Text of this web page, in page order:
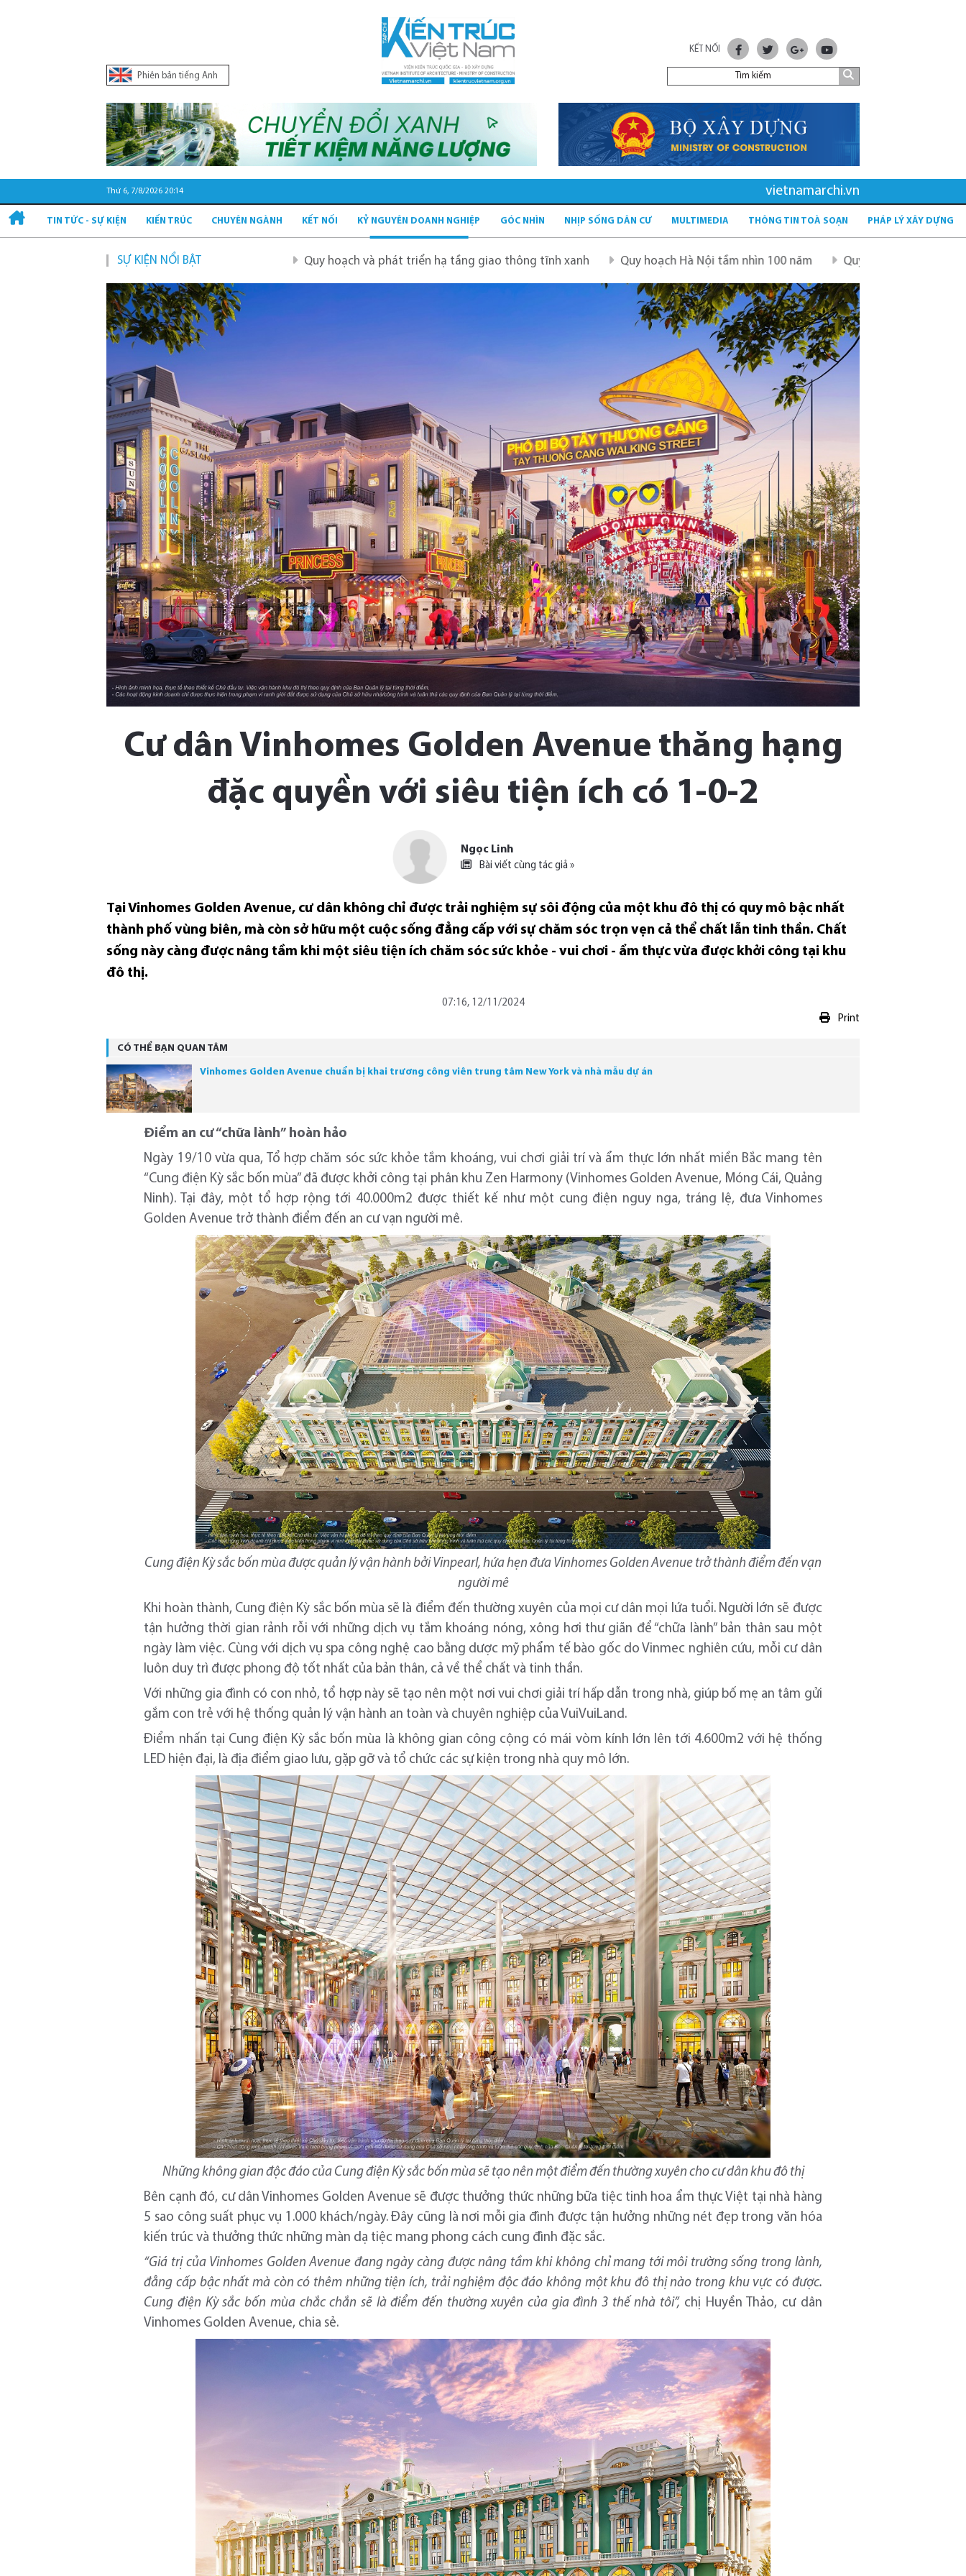
Phiên bản tiếng Anh
KẾT NỐI
Thứ 6, 7/8/2026 20:14 vietnamarchi.vn
TIN TỨC - SỰ KIỆN KIẾN TRÚC CHUYÊN NGÀNH KẾT NỐI KỶ NGUYÊN DOANH NGHIỆP GÓC NHÌN NHỊP SỐNG DÂN CƯ MULTIMEDIA THÔNG TIN TOÀ SOẠN PHÁP LÝ XÂY DỰNG
SỰ KIỆN NỔI BẬT Quy hoạch và phát triển hạ tầng giao thông tĩnh xanh Quy hoạch Hà Nội tầm nhìn 100 năm Quy hoạch mới sau sáp nhập tỉnh - tầm
Cư dân Vinhomes Golden Avenue thăng hạng
đặc quyền với siêu tiện ích có 1-0-2
Ngọc Linh
Bài viết cùng tác giả »
Tại Vinhomes Golden Avenue, cư dân không chỉ được trải nghiệm sự sôi động của một khu đô thị có quy mô bậc nhất
thành phố vùng biên, mà còn sở hữu một cuộc sống đẳng cấp với sự chăm sóc trọn vẹn cả thể chất lẫn tinh thần. Chất
sống này càng được nâng tầm khi một siêu tiện ích chăm sóc sức khỏe - vui chơi - ẩm thực vừa được khởi công tại khu
đô thị.
07:16, 12/11/2024
Print
CÓ THỂ BẠN QUAN TÂM
Vinhomes Golden Avenue chuẩn bị khai trương công viên trung tâm New York và nhà mẫu dự án
Điểm an cư “chữa lành” hoàn hảo
Ngày 19/10 vừa qua, Tổ hợp chăm sóc sức khỏe tắm khoáng, vui chơi giải trí và ẩm thực lớn nhất miền Bắc mang tên
“Cung điện Kỳ sắc bốn mùa” đã được khởi công tại phân khu Zen Harmony (Vinhomes Golden Avenue, Móng Cái, Quảng
Ninh). Tại đây, một tổ hợp rộng tới 40.000m2 được thiết kế như một cung điện nguy nga, tráng lệ, đưa Vinhomes
Golden Avenue trở thành điểm đến an cư vạn người mê.
Cung điện Kỳ sắc bốn mùa được quản lý vận hành bởi Vinpearl, hứa hẹn đưa Vinhomes Golden Avenue trở thành điểm đến vạn
người mê
Khi hoàn thành, Cung điện Kỳ sắc bốn mùa sẽ là điểm đến thường xuyên của mọi cư dân mọi lứa tuổi. Người lớn sẽ được
tận hưởng thời gian rảnh rỗi với những dịch vụ tắm khoáng nóng, xông hơi thư giãn để “chữa lành” bản thân sau một
ngày làm việc. Cùng với dịch vụ spa công nghệ cao bằng dược mỹ phẩm tế bào gốc do Vinmec nghiên cứu, mỗi cư dân
luôn duy trì được phong độ tốt nhất của bản thân, cả về thể chất và tinh thần.
Với những gia đình có con nhỏ, tổ hợp này sẽ tạo nên một nơi vui chơi giải trí hấp dẫn trong nhà, giúp bố mẹ an tâm gửi
gắm con trẻ với hệ thống quản lý vận hành an toàn và chuyên nghiệp của VuiVuiLand.
Điểm nhấn tại Cung điện Kỳ sắc bốn mùa là không gian công cộng có mái vòm kính lớn lên tới 4.600m2 với hệ thống
LED hiện đại, là địa điểm giao lưu, gặp gỡ và tổ chức các sự kiện trong nhà quy mô lớn.
Những không gian độc đáo của Cung điện Kỳ sắc bốn mùa sẽ tạo nên một điểm đến thường xuyên cho cư dân khu đô thị
Bên cạnh đó, cư dân Vinhomes Golden Avenue sẽ được thưởng thức những bữa tiệc tinh hoa ẩm thực Việt tại nhà hàng
5 sao công suất phục vụ 1.000 khách/ngày. Đây cũng là nơi mỗi gia đình được tận hưởng những nét đẹp trong văn hóa
kiến trúc và thưởng thức những màn dạ tiệc mang phong cách cung đình đặc sắc.
“Giá trị của Vinhomes Golden Avenue đang ngày càng được nâng tầm khi không chỉ mang tới môi trường sống trong lành,
đẳng cấp bậc nhất mà còn có thêm những tiện ích, trải nghiệm độc đáo không một khu đô thị nào trong khu vực có được.
Cung điện Kỳ sắc bốn mùa chắc chắn sẽ là điểm đến thường xuyên của gia đình 3 thế nhà tôi”, chị Huyền Thảo, cư dân
Vinhomes Golden Avenue, chia sẻ.